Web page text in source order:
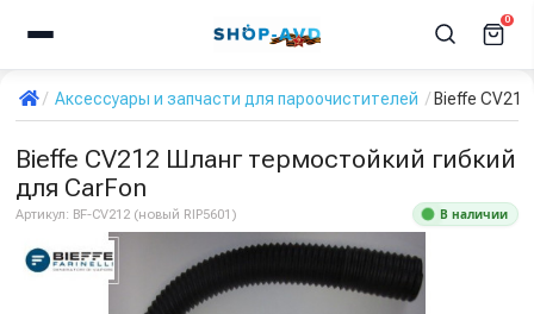
0
Аксессуары и запчасти для пароочистителей Bieffe
Bieffe CV212 Шланг термостойкий гибкий
для CarFon
Артикул: BF-CV212 (новый RIP5601) В наличии